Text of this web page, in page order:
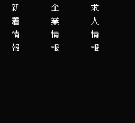
新
着
情
報
企
業
情
報
求
人
情
報